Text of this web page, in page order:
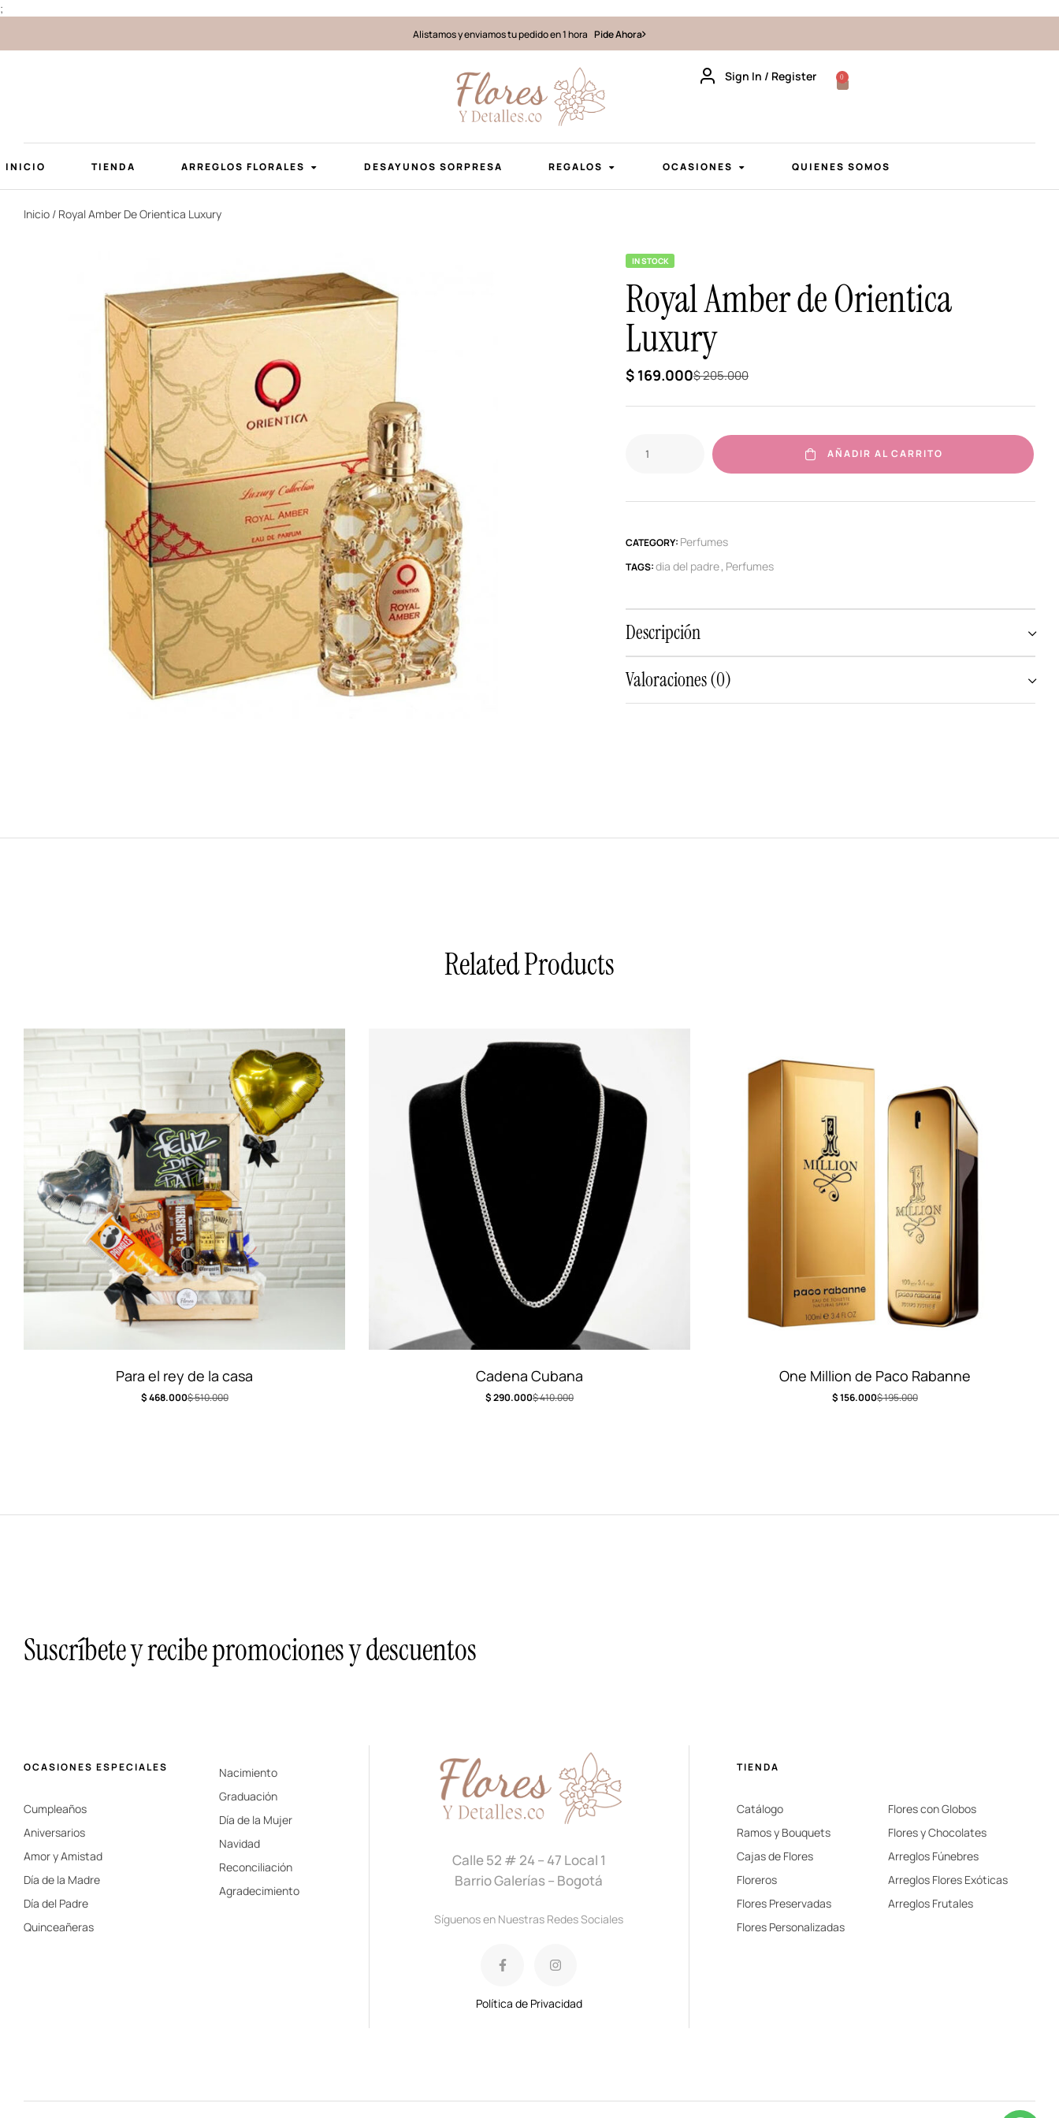
;
Alistamos y enviamos tu pedido en 1 hora Pide Ahora
Sign In / Register 0
INICIO TIENDA ARREGLOS FLORALES DESAYUNOS SORPRESA REGALOS OCASIONES QUIENES SOMOS
Inicio / Royal Amber De Orientica Luxury
IN STOCK
Royal Amber de Orientica
Luxury
$205.000
$ 169.000
AÑADIR AL CARRITO
CATEGORY: Perfumes
TAGS:dia del padre, Perfumes
Descripción
Valoraciones (0)
Related Products
Para el rey de la casa
$510.000
$468.000
Cadena Cubana
$410.000
$290.000
One Million de Paco Rabanne
$195.000
$156.000
Suscríbete y recibe promociones y descuentos
OCASIONES ESPECIALES
Cumpleaños
Aniversarios
Amor y Amistad
Día de la Madre
Día del Padre
Quinceañeras
Nacimiento
Graduación
Día de la Mujer
Navidad
Reconciliación
Agradecimiento
Calle 52 # 24 – 47 Local 1
Barrio Galerías – Bogotá
Síguenos en Nuestras Redes Sociales
Política de Privacidad
TIENDA
Catálogo
Ramos y Bouquets
Cajas de Flores
Floreros
Flores Preservadas
Flores Personalizadas
Flores con Globos
Flores y Chocolates
Arreglos Fúnebres
Arreglos Flores Exóticas
Arreglos Frutales